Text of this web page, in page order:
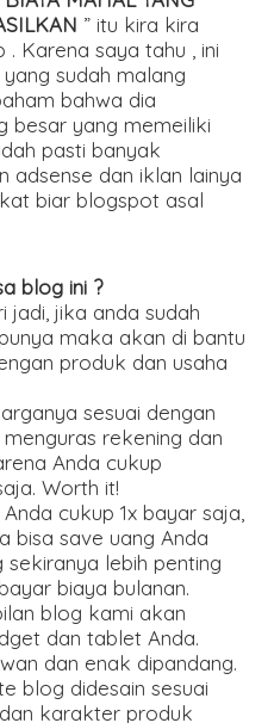
” itu kira kira
Karena saya tahu , ini
sudah malang
bahwa dia
besar yang memeiliki
pasti banyak
adsense dan iklan lainya
biar blogspot asal
blog ini ?
jadi, jika anda sudah
maka akan di bantu
produk dan usaha
sesuai dengan
rekening dan
Anda cukup
Worth it!
Anda cukup 1x bayar saja,
bisa save uang Anda
lebih penting
biaya bulanan.
blog kami akan
dan tablet Anda.
dan enak dipandang.
blog didesain sesuai
karakter produk